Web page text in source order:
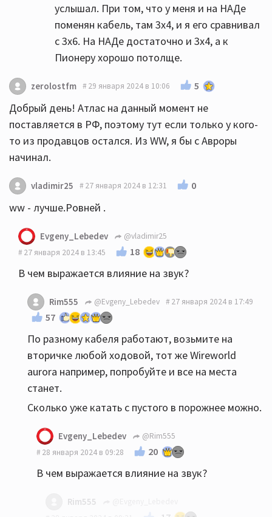
услышал. При том, что у меня и на НАДе
поменян кабель, там 3х4, и я его сравнивал
с 3х6. На НАДе достаточно и 3х4, а к
Пионеру хорошо потолще.
zerolostfm 29 января 2024 в 10:06 5
Добрый день! Атлас на данный момент не
поставляется в РФ, поэтому тут если только у кого-
то из продавцов остался. Из WW, я бы с Авроры
начинал.
vladimir25 27 января 2024 в 12:31 0
ww - лучше.Ровней .
Evgeny_Lebedev
@vladimir25
27 января 2024 в 13:45
18
В чем выражается влияние на звук?
Rim555 @Evgeny_Lebedev 27 января 2024 в 17:49
57
По разному кабеля работают, возьмите на
вторичке любой ходовой, тот же Wireworld
aurora например, попробуйте и все на места
станет.
Сколько уже катать с пустого в порожнее можно.
Evgeny_Lebedev
@Rim555
28 января 2024 в 09:28
20
В чем выражается влияние на звук?
Rim555